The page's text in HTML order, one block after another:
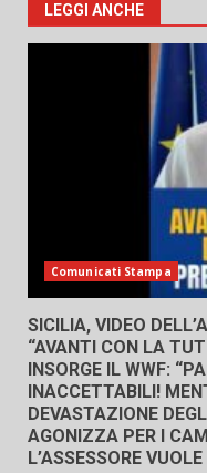
LEGGI ANCHE
Comunicati Stampa
SICILIA, VIDEO
“AVANTI CON LA
INSORGE IL WWF:
INACCETTABILI!
DEVASTAZIONE
AGONIZZA PER I
L’ASSESSORE